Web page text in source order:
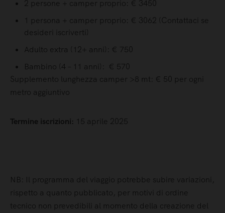
2 persone + camper proprio: € 3450
1 persona + camper proprio: € 3062 (Contattaci se
desideri iscriverti )
Adulto extra (12+ anni): € 750
Bambino (4 – 11 anni): € 570
Supplemento lunghezza camper >8 mt: € 50 per ogni
metro aggiuntivo
Termine iscrizioni: 15 aprile 2025
NB: Il programma del viaggio potrebbe subire variazioni,
rispetto a quanto pubblicato, per motivi di ordine
tecnico non prevedibili al momento della creazione del